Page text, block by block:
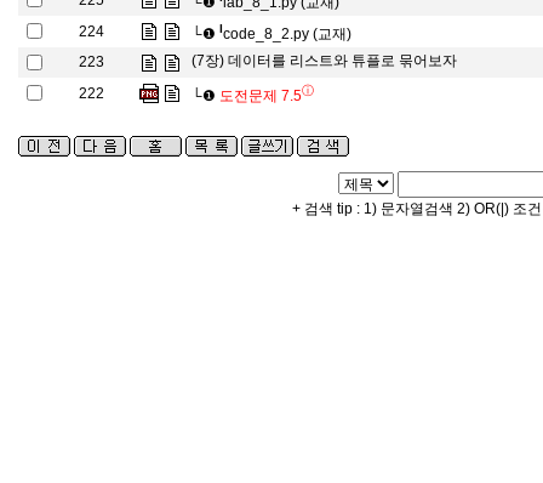
224
└❶ lcode_8_2.py (교재)
223
(7장) 데이터를 리스트와 튜플로 묶어보자
222
└❶ 도전문제 7.5ⓘ
+ 검색 tip : 1) 문자열검색 2) OR(|) 조